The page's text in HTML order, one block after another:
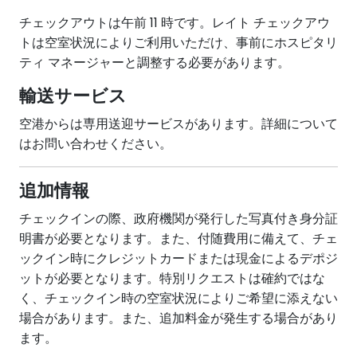
チェックアウトは午前 11 時です。レイト チェックアウ
トは空室状況によりご利用いただけ、事前にホスピタリ
ティ マネージャーと調整する必要があります。
輸送サービス
空港からは専用送迎サービスがあります。詳細について
はお問い合わせください。
追加情報
チェックインの際、政府機関が発行した写真付き身分証
明書が必要となります。また、付随費用に備えて、チェ
ックイン時にクレジットカードまたは現金によるデポジ
ットが必要となります。特別リクエストは確約ではな
く、チェックイン時の空室状況によりご希望に添えない
場合があります。また、追加料金が発生する場合があり
ます。